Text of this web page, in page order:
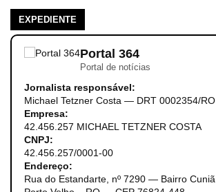
EXPEDIENTE
Portal 364
Portal de notícias
Jornalista responsável:
Michael Tetzner Costa — DRT 0002354/RO
Empresa:
42.456.257 MICHAEL TETZNER COSTA
CNPJ:
42.456.257/0001-00
Endereço:
Rua do Estandarte, nº 7290 — Bairro Cuniã